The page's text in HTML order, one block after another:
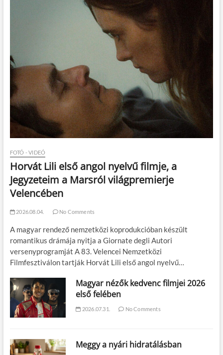
FOTÓ - VIDEÓ
Horvát Lili első angol nyelvű filmje, a
Jegyzeteim a Marsról világpremierje
Velencében
2026.08.04. No Comments
A magyar rendező nemzetközi koprodukcióban készült
romantikus drámája nyitja a Giornate degli Autori
versenyprogramját A 83. Velencei Nemzetközi
Filmfesztiválon tartják Horvát Lili első angol nyelvű…
Magyar nézők kedvenc filmjei 2026
első felében
2026.07.31. No Comments
Meggy a nyári hidratálásban